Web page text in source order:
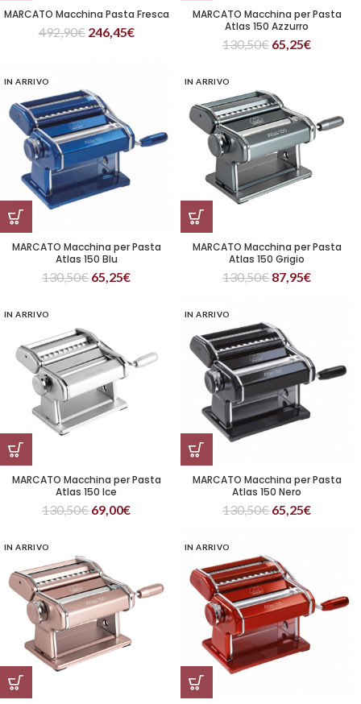
MARCATO Macchina Pasta Fresca
492,90€ 246,45€
MARCATO Macchina per Pasta
Atlas 150 Azzurro
130,50€ 65,25€
IN ARRIVO
MARCATO Macchina per Pasta
Atlas 150 Blu
130,50€ 65,25€
IN ARRIVO
MARCATO Macchina per Pasta
Atlas 150 Grigio
130,50€ 87,95€
IN ARRIVO
MARCATO Macchina per Pasta
Atlas 150 Ice
130,50€ 69,00€
IN ARRIVO
MARCATO Macchina per Pasta
Atlas 150 Nero
130,50€ 65,25€
IN ARRIVO IN ARRIVO